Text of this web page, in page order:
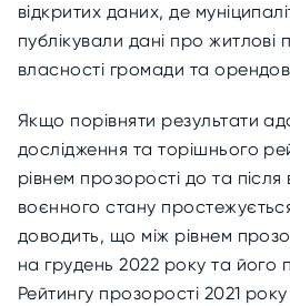
відкритих даних, де
публікували дані про житлові
власності громади та
Якщо порівняти результати
дослідження та торішнього
рівнем прозорості до та
воєнного стану
доводить, що між рівнем
на грудень 2022 року та його
Рейтингу прозорості 2021